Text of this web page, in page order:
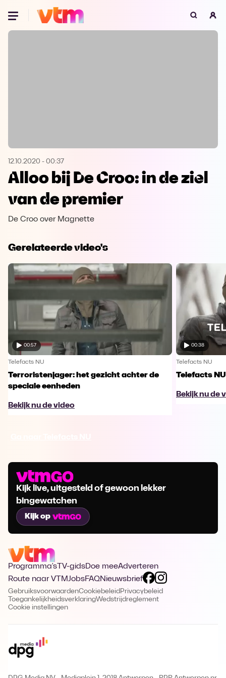
Oeps, browser niet ondersteund
Microsoft Edge Download
Opera
12.10.2020 - 00:37
Alloo bij De Croo: in de ziel
van de premier
De Croo over Magnette
Gerelateerde video's
00:57
Telefacts NU
Terroristenjager: het gezicht achter de
speciale eenheden
Bekijk nu de video
00:38
Telefacts NU
Telefacts
Bekijk nu de
Kijk live, uitgesteld of gewoon lekker
bingewatchen
Kijk op
Programma's TV-gidsDoe meeAdverteren
Route naar VTMJobsFAQNieuwsbrief
GebruiksvoorwaardenCookiebeleid Privacybeleid
ToegankelijkheidsverklaringWedstrijdreglement
Cookie instellingen